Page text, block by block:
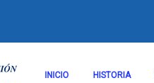
INICIO HISTORIA